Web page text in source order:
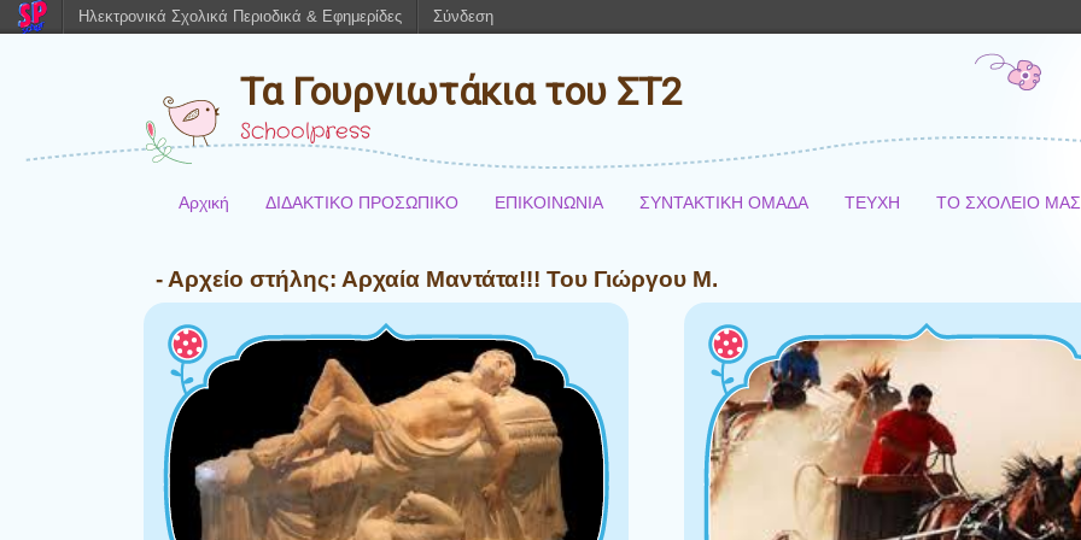
Τα Γουρνιωτάκια του ΣΤ2
Schoolpress
Αρχική ΔΙΔΑΚΤΙΚΟ ΠΡΟΣΩΠΙΚΟ ΕΠΙΚΟΙΝΩΝΙΑ ΣΥΝΤΑΚΤΙΚΗ ΟΜΑΔΑ ΤΕΥΧΗ ΤΟ ΣΧΟΛΕΙΟ ΜΑΣ
- Αρχείο στήλης: Αρχαία Μαντάτα!!! Του Γιώργου Μ.
Ηλεκτρονικά Σχολικά Περιοδικά & Εφημερίδες Σύνδεση